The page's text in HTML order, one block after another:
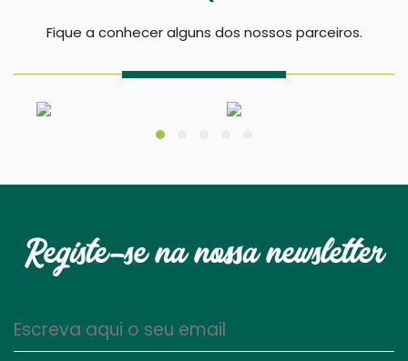
Fique a conhecer alguns dos nossos parceiros.
Registe-se na nossa newsletter